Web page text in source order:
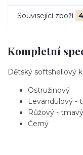
Související zboží 4
Kompletní
Dětský softshellový
Ostružinový
Levandulový -
Růžový - tmavý
Černý